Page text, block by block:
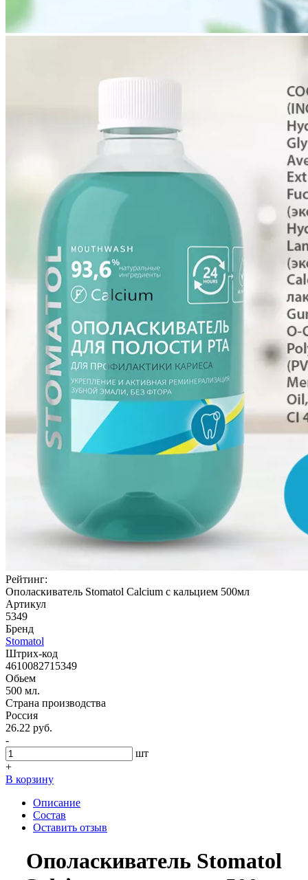
Рейтинг:
Ополаскиватель Stomatol Calcium с кальцием 500мл
Артикул
5349
Бренд
Stomatol
Штрих-код
4610082715349
Обьем
500 мл.
Страна производства
Россия
26.22 руб.
-
шт
+
В корзину
Описание
Состав
Оставить отзыв
Ополаскиватель Stomatol